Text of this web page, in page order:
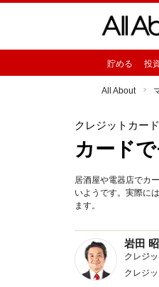
貯める 投
All About
クレジットカード
カード
居酒屋や電器店でカ
いようです。実際に
ます。
岩田
クレジ
クレジ